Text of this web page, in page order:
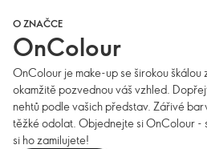
O ZNAČCE
OnColour
OnColour je make-up se širokou
okamžitě pozvednou váš vzhled.
nehtů podle vašich představ. Zářivé
těžké odolat. Objednejte si OnColour -
si ho zamilujete!